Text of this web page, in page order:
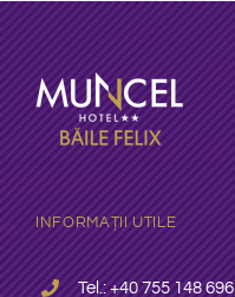
INFORMAȚII UTILE
Tel.: +40 755 148 696